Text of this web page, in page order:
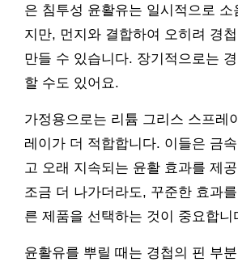
은 침투성 윤활유는 일시적으로 소
지만, 먼지와 결합하여 오히려 경첩
만들 수 있습니다. 장기적으로는
할 수도 있어요.
가정용으로는 리튬 그리스 스프레
레이가 더 적합합니다. 이들은 금
고 오래 지속되는 윤활 효과를 제공
조금 더 나가더라도, 꾸준한 효과
른 제품을 선택하는 것이 중요합니
윤활유를 뿌릴 때는 경첩의 핀 부